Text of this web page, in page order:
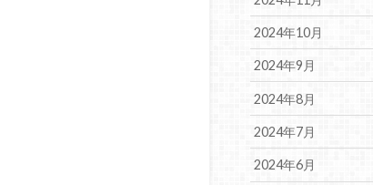
2024年10月
2024年9月
2024年8月
2024年7月
2024年6月